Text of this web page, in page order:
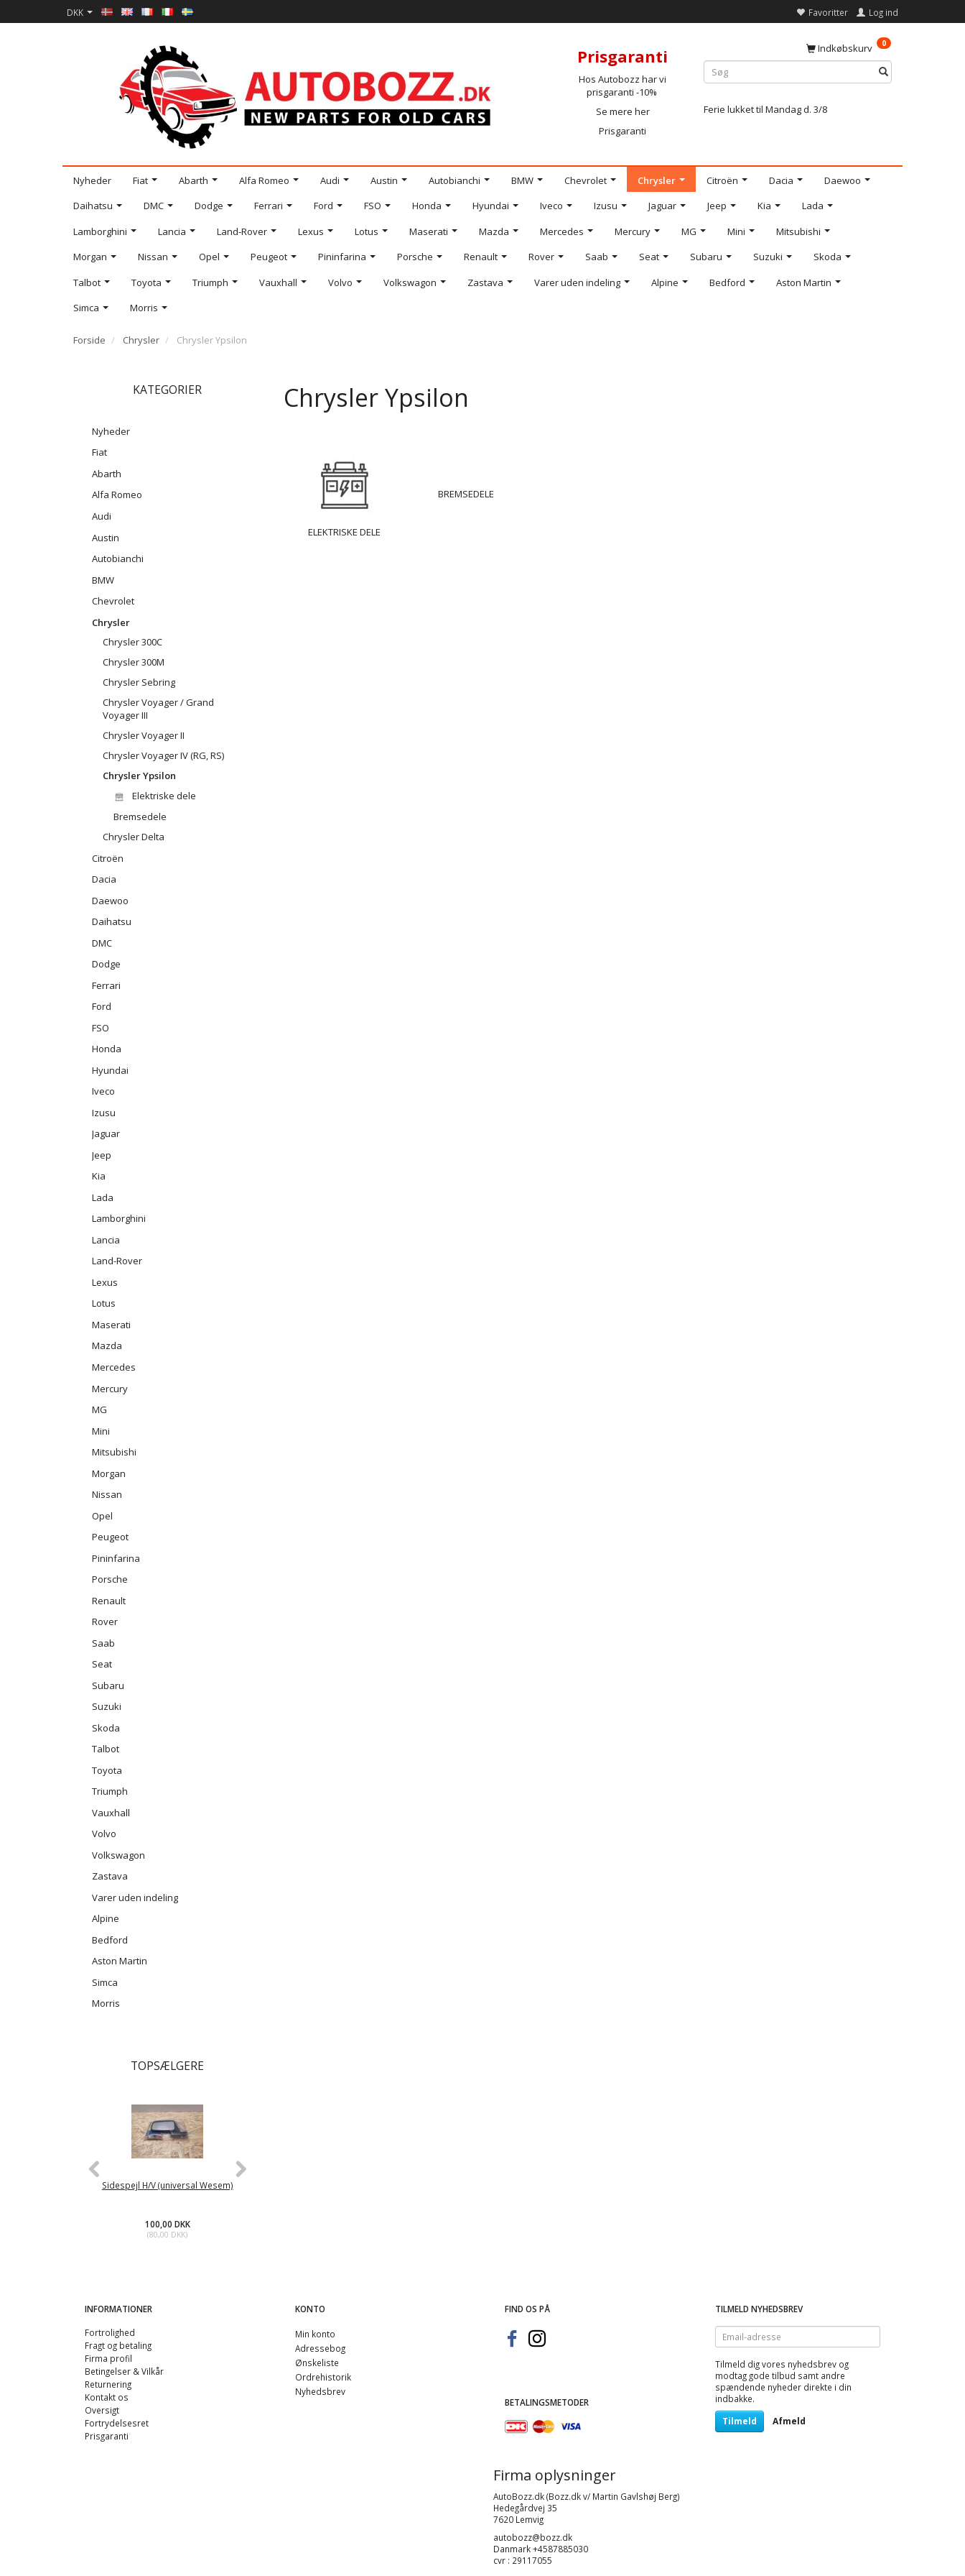
DKK Favoritter Log ind
Prisgaranti
Hos Autobozz har vi
prisgaranti -10%
Se mere her
Prisgaranti
Indkøbskurv 0
Ferie lukket til Mandag d. 3/8
Nyheder Fiat Abarth Alfa Romeo Audi Austin Autobianchi BMW Chevrolet Chrysler Citroën Dacia
Daewoo
Daihatsu
DMC Dodge Ferrari Ford FSO Honda Hyundai Iveco Izusu Jaguar Jeep Kia
Lada
Lamborghini
Lancia Land-Rover Lexus Lotus Maserati Mazda Mercedes Mercury MG Mini
Mitsubishi
Morgan
Nissan Opel Peugeot Pininfarina Porsche Renault Rover Saab Seat Subaru Suzuki
Skoda
Talbot
Toyota Triumph Vauxhall Volvo Volkswagon Zastava Varer uden indeling Alpine Bedford
Aston Martin
Simca
Morris
Forside Chrysler Chrysler Ypsilon
KATEGORIER
Nyheder
Fiat
Abarth
Alfa Romeo
Audi
Austin
Autobianchi
BMW
Chevrolet
Chrysler
Chrysler 300C
Chrysler 300M
Chrysler Sebring
Chrysler Voyager / Grand
Voyager III
Chrysler Voyager II
Chrysler Voyager IV (RG, RS)
Chrysler Ypsilon
Elektriske dele
Bremsedele
Chrysler Delta
Citroën
Dacia
Daewoo
Daihatsu
DMC
Dodge
Ferrari
Ford
FSO
Honda
Hyundai
Iveco
Izusu
Jaguar
Jeep
Kia
Lada
Lamborghini
Lancia
Land-Rover
Lexus
Lotus
Maserati
Mazda
Mercedes
Mercury
MG
Mini
Mitsubishi
Morgan
Nissan
Opel
Peugeot
Pininfarina
Porsche
Renault
Rover
Saab
Seat
Subaru
Suzuki
Skoda
Talbot
Toyota
Triumph
Vauxhall
Volvo
Volkswagon
Zastava
Varer uden indeling
Alpine
Bedford
Aston Martin
Simca
Morris
TOPSÆLGERE
Sidespejl H/V (universal Wesem)
100,00 DKK
(80,00 DKK)
Chrysler Ypsilon
ELEKTRISKE DELE
BREMSEDELE
INFORMATIONER
Fortrolighed
Fragt og betaling
Firma profil
Betingelser & Vilkår
Returnering
Kontakt os
Oversigt
Fortrydelsesret
Prisgaranti
KONTO
Min konto
Adressebog
Ønskeliste
Ordrehistorik
Nyhedsbrev
FIND OS PÅ
BETALINGSMETODER
Firma oplysninger
AutoBozz.dk (Bozz.dk v/ Martin Gavlshøj Berg)
Hedegårdvej 35
7620 Lemvig
autobozz@bozz.dk
Danmark +4587885030
cvr : 29117055
TILMELD NYHEDSBREV
Email-
adresse
Tilmeld dig vores nyhedsbrev og
modtag gode tilbud samt andre
spændende nyheder direkte i din
indbakke.
Tilmeld Afmeld